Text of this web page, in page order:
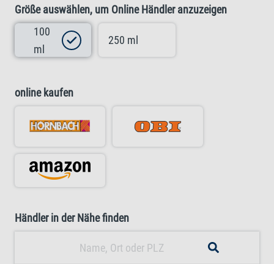
Größe auswählen, um Online Händler anzuzeigen
100
ml
250 ml
online kaufen
Händler in der Nähe finden